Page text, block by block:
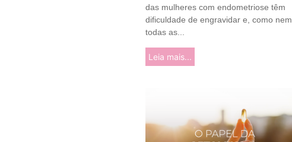
das mulheres com endometriose têm
dificuldade de engravidar e, como nem
todas as...
Leia mais...